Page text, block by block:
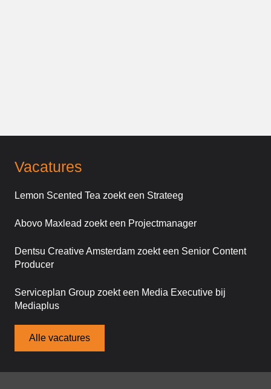
Vacatures
Lemon Scented Tea zoekt een Strateeg
Abovo Maxlead zoekt een Projectmanager
Dentsu Creative Amsterdam zoekt een Senior Content
Producer
Serviceplan Group zoekt een Media Executive bij
Mediaplus
Alle vacatures